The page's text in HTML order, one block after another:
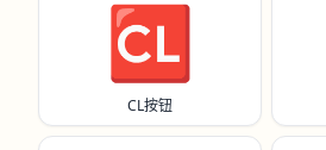
🆑
CL按钮